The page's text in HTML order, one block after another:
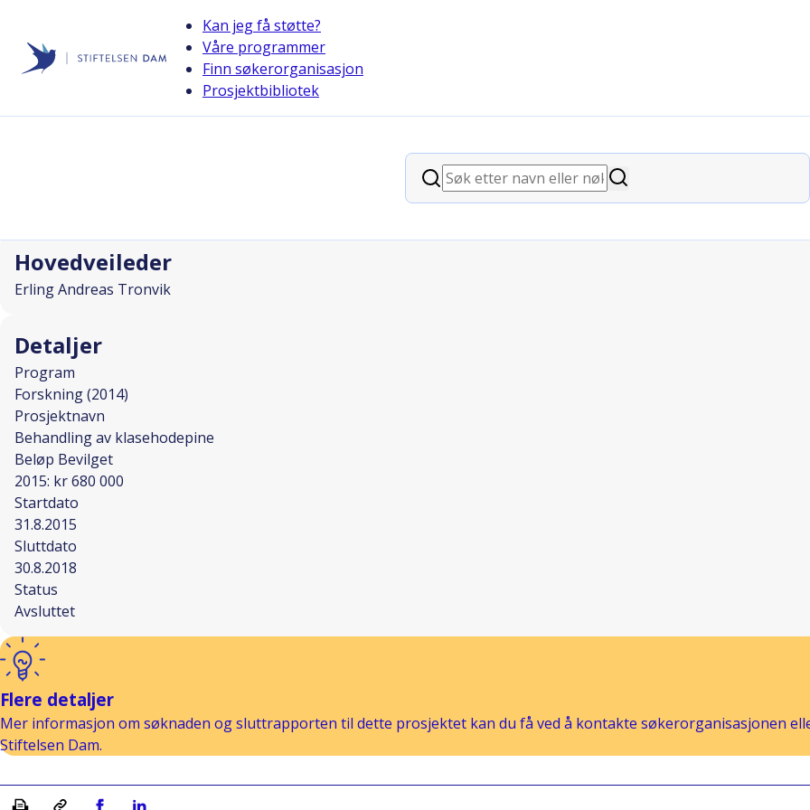
Kan jeg få støtte?
Våre programmer
Finn søkerorganisasjon
Prosjektbibliotek
Søk
Søk
Hovedveileder
Erling Andreas Tronvik
Detaljer
Program
Forskning (2014)
Prosjektnavn
Behandling av klasehodepine
Beløp Bevilget
2015: kr 680 000
Startdato
31.8.2015
Sluttdato
30.8.2018
Status
Avsluttet
Flere detaljer
Mer informasjon om søknaden og sluttrapporten til dette prosjektet kan du få ved å kontakte søkerorganisasjonen
Stiftelsen Dam.
Skriv ut Kopiera länkDel på Facebook
Del på Linkedin